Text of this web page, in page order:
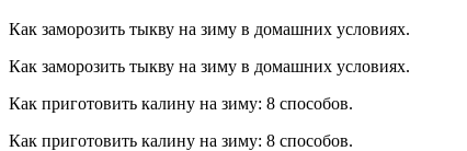
Как заморозить тыкву на зиму в домашних условиях.
Как заморозить тыкву на зиму в домашних условиях.
Как приготовить калину на зиму: 8 способов.
Как приготовить калину на зиму: 8 способов.